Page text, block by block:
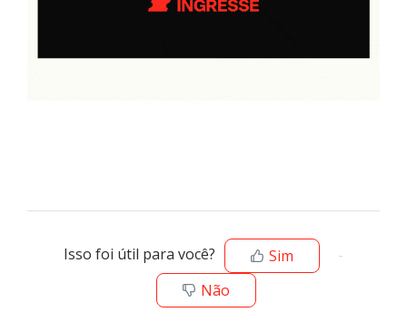
Isso foi útil para você?
Sim
Não